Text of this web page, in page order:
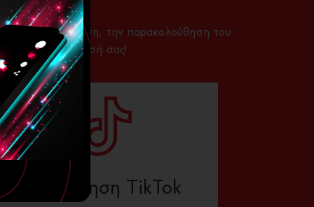
την υλοποίηση, την παρακολούθηση του
την επιχείρησή σας!
Προώθηση TikTok